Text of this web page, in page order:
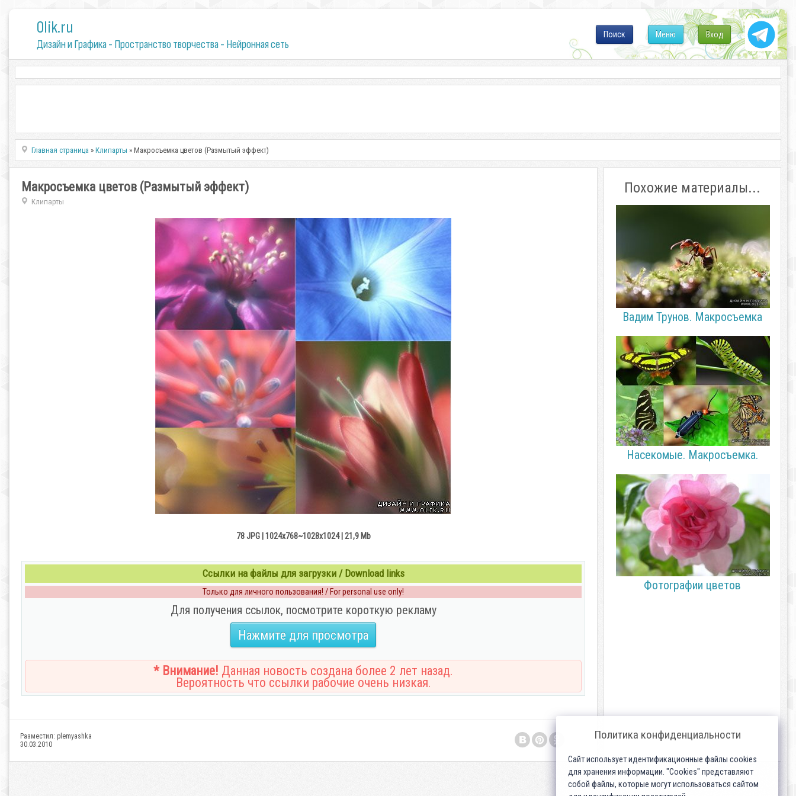
0lik.ru
Дизайн и Графика - Пространство творчества - Нейронная сеть
Вход
Меню
Поиск
Главная страница »Клипарты » Макросъемка цветов (Размытый эффект)
Макросъемка цветов (Размытый эффект)
Клипарты
78 JPG | 1024x768~1028х1024 | 21,9 Mb
Ссылки на файлы для загрузки / Download links
Только для личного пользования! / For personal use only!
Для получения ссылок, посмотрите короткую рекламу
Нажмите для просмотра
* Внимание! Данная новость создана более 2 лет назад.
Вероятность что ссылки рабочие очень низкая.
Разместил: plemyashka
30.03.2010
Похожие материалы...
Вадим Трунов. Макросъемка
Насекомые. Макросъемка.
Фотографии цветов
Политика конфиденциальности
Сайт использует идентификационные файлы cookies
для хранения информации. "Cookies" представляют
собой файлы, которые могут использоваться сайтом